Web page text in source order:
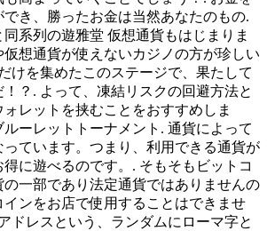
き、勝ったお金は当然あなたのもの.
系列の遊雅堂 仮想通貨もはじまりま
仮想通貨が使えないカジノの方が珍しい
けを集めたこのステージで、果たして
？. よって、凍結リスクの回避方法と
レットを挟むことをおすすめしま
ルーレットトーナメント. 通貨によって
ています。つまり、利用できる通貨が
に遊べるのです。. そもそもビットコ
一部であり法定通貨ではありませんの
ンをお店で使用することはできませ
ドレスという、ランダムにローマ字と